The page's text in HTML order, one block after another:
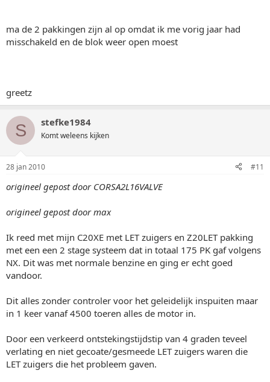
ma de 2 pakkingen zijn al op omdat ik me vorig jaar had
misschakeld en de blok weer open moest
greetz
S stefke1984
Komt weleens kijken
28 jan 2010 #11
origineel gepost door CORSA2L16VALVE
origineel gepost door max
Ik reed met mijn C20XE met LET zuigers en Z20LET pakking
met een een 2 stage systeem dat in totaal 175 PK gaf volgens
NX. Dit was met normale benzine en ging er echt goed
vandoor.
Dit alles zonder controler voor het geleidelijk inspuiten maar
in 1 keer vanaf 4500 toeren alles de motor in.
Door een verkeerd ontstekingstijdstip van 4 graden teveel
verlating en niet gecoate/gesmeede LET zuigers waren die
LET zuigers die het probleem gaven.